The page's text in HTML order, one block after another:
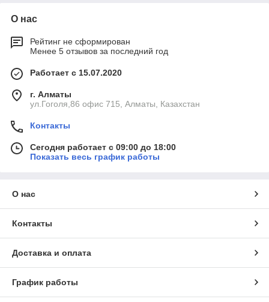
О нас
Рейтинг не сформирован
Менее 5 отзывов за последний год
Работает с 15.07.2020
г. Алматы
ул.Гоголя,86 офис 715, Алматы, Казахстан
Контакты
Сегодня работает с 09:00 до 18:00
Показать весь график работы
О нас
Контакты
Доставка и оплата
График работы